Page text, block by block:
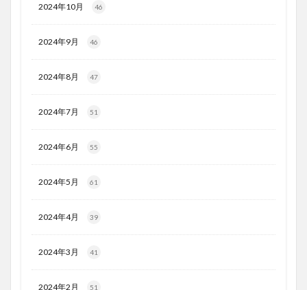
2024年10月 46
2024年9月 46
2024年8月 47
2024年7月 51
2024年6月 55
2024年5月 61
2024年4月 39
2024年3月 41
2024年2月 51